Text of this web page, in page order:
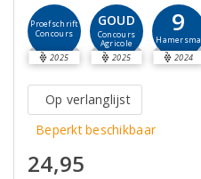
Proefschrift
Concours
2025
GOUD
Concours
Agricole
2025
9
Hamersma
2024
Op verlanglijst
Beperkt beschikbaar
24,95